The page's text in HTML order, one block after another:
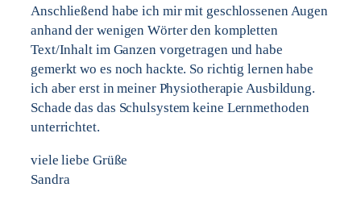
Anschließend habe ich mir mit geschlossenen Augen
anhand der wenigen Wörter den kompletten
Text/Inhalt im Ganzen vorgetragen und habe
gemerkt wo es noch hackte. So richtig lernen habe
ich aber erst in meiner Physiotherapie Ausbildung.
Schade das das Schulsystem keine Lernmethoden
unterrichtet.
viele liebe Grüße
Sandra